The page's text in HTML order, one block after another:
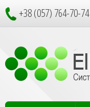
+38 (057) 764-70-74